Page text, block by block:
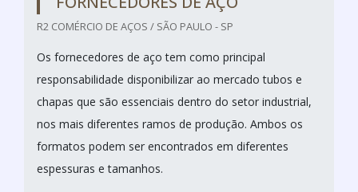
R2 COMÉRCIO DE AÇOS / SÃO PAULO - SP
Os fornecedores de aço tem como principal
responsabilidade disponibilizar ao mercado tubos e
chapas que são essenciais dentro do setor industrial,
nos mais diferentes ramos de produção. Ambos os
formatos podem ser encontrados em diferentes
espessuras e tamanhos.